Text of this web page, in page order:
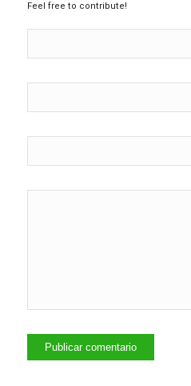
Feel free to contribute!